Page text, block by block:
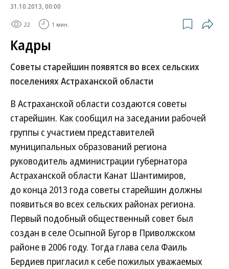
31.10.2013, 00:00
22 1 мин.
Кадры
Советы старейшин появятся во всех сельских
поселениях Астраханской области
В Астраханской области создаются советы
старейшин. Как сообщил на заседании рабочей
группы с участием представителей
муниципальных образований региона
руководитель администрации губернатора
Астраханской области Канат Шантимиров,
до конца 2013 года советы старейшин должны
появиться во всех сельских районах региона.
Первый подобный общественный совет был
создан в селе Осыпной Бугор в Приволжском
районе в 2006 году. Тогда глава села Фаиль
Бердиев пригласил к себе пожилых уважаемых